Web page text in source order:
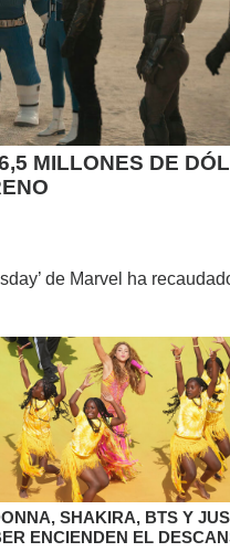
MILLONES DE
de Marvel ha
SHAKIRA, BTS Y
ENCIENDEN EL